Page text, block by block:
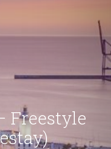
Freestyle